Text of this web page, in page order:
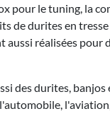
pour le tuning, la
de durites en
aussi réalisées pour
des durites, banjos
l'aviation,